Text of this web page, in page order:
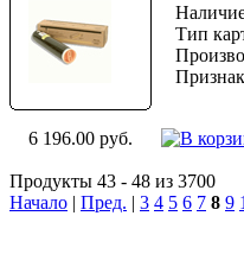
Тип
6 196.00 руб.
Продукты 43 - 48 из 3700
Начало | Пред. | 3 4 5 6 7 8 9